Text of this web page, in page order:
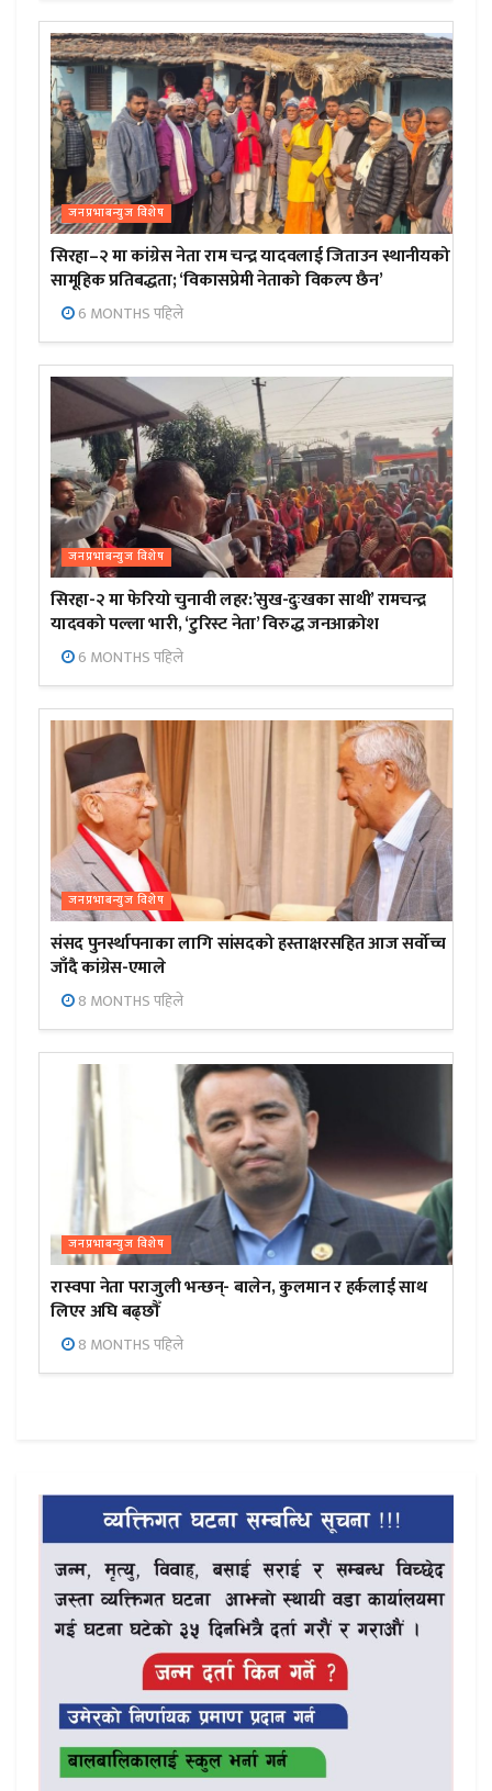
जनप्रभाबन्युज विशेष
सिरहा–२ मा कांग्रेस नेता राम चन्द्र यादवलाई जिताउन स्थानीयको
सामूहिक प्रतिबद्धता; ‘विकासप्रेमी नेताको विकल्प छैन’
6 MONTHS पहिले
जनप्रभाबन्युज विशेष
सिरहा-२ मा फेरियो चुनावी लहर:’सुख-दुःखका साथी’ रामचन्द्र
यादवको पल्ला भारी, ‘टुरिस्ट नेता’ विरुद्ध जनआक्रोश
6 MONTHS पहिले
जनप्रभाबन्युज विशेष
संसद पुनर्स्थापनाका लागि सांसदको हस्ताक्षरसहित आज सर्वोच्च
जाँदै कांग्रेस-एमाले
8 MONTHS पहिले
जनप्रभाबन्युज विशेष
रास्वपा नेता पराजुली भन्छन्- बालेन, कुलमान र हर्कलाई साथ
लिएर अघि बढ्छौँ
8 MONTHS पहिले